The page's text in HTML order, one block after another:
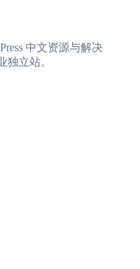
中文资源与解决
独立站。